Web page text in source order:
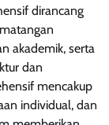
dirancang
akademik, serta
dan
mencakup
individual, dan